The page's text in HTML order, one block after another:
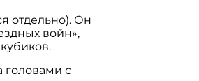
отдельно). Он
войн»,
головами с